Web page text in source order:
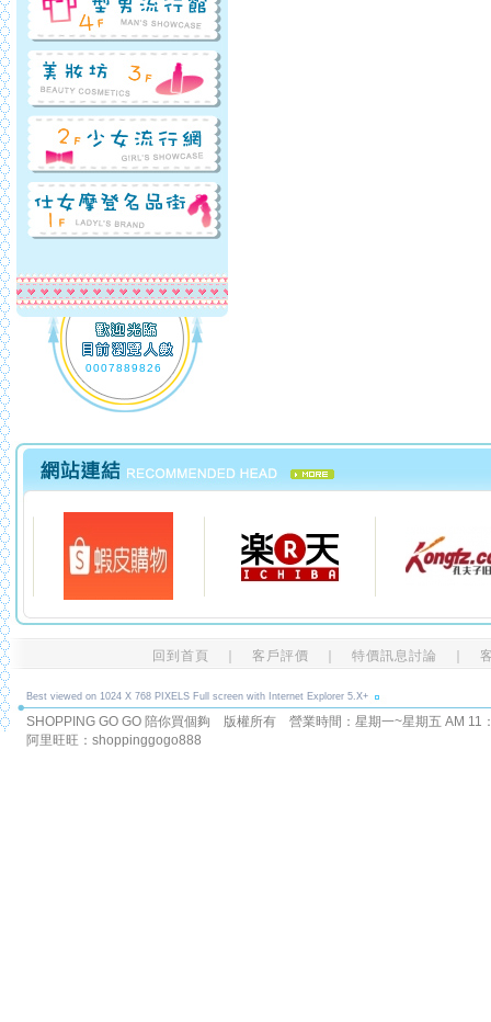
0007889826
回到首頁 客戶評價 特價訊息討論
Best viewed on 1024 X 768 PIXELS Full screen with Internet Explorer 5.X+
SHOPPING GO GO 陪你買個夠 版權所有 營業時間：星期一~星期五 AM
阿里旺旺：shoppinggogo888